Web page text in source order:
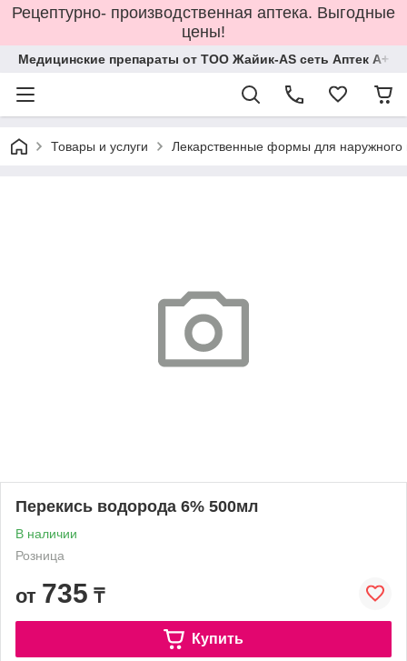
Рецептурно- производственная аптека. Выгодные
цены!
Медицинские препараты от ТОО Жайик-AS сеть Аптек А+
Товары и услуги Лекарственные формы для
Перекись водорода 6% 500мл
В наличии
Розница
от 735 ₸
Купить